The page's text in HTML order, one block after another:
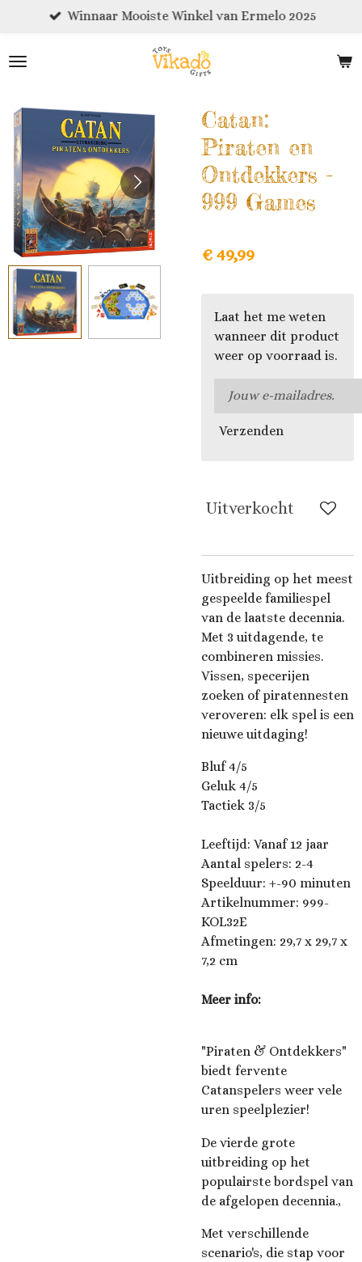
naar
Winnaar Mooiste Winkel van Ermelo 2025
Catan:
Piraten en
Ontdekkers -
999 Games
€ 49,99
Laat het me weten
wanneer dit product
weer op voorraad is.
Verzenden
Uitverkocht
Uitbreiding op het meest
gespeelde familiespel
van de laatste decennia.
Met 3 uitdagende, te
combineren missies.
Vissen, specerijen
zoeken of piratennesten
veroveren: elk spel is een
nieuwe uitdaging!
Bluf 4/5
Geluk 4/5
Tactiek 3/5
Leeftijd: Vanaf 12 jaar
Aantal spelers: 2-4
Speelduur: +-90 minuten
Artikelnummer: 999-
KOL32E
Afmetingen: 29,7 x 29,7 x
7,2 cm
Meer info:
"Piraten & Ontdekkers"
biedt fervente
Catanspelers weer vele
uren speelplezier!
De vierde grote
uitbreiding op het
populairste bordspel van
de afgelopen decennia.,
Met verschillende
scenario's, die stap voor